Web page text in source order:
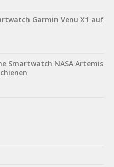
Garmin Venu X1 auf
Smartwatch NASA Artemis